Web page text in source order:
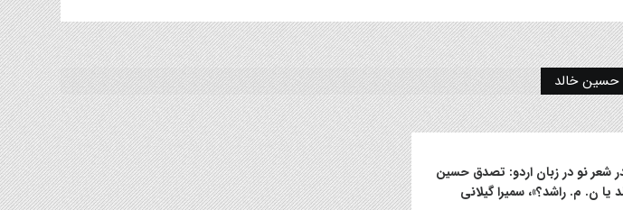
حسین خالد
شعر نو در زبان اردو: تصدق حسین
یا ن. م. راشد؟»، سمیرا گیلانی